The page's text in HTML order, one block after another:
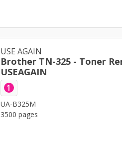
USE AGAIN
Brother TN-325 - Toner
USEAGAIN
1
UA-B325M
3500 pages